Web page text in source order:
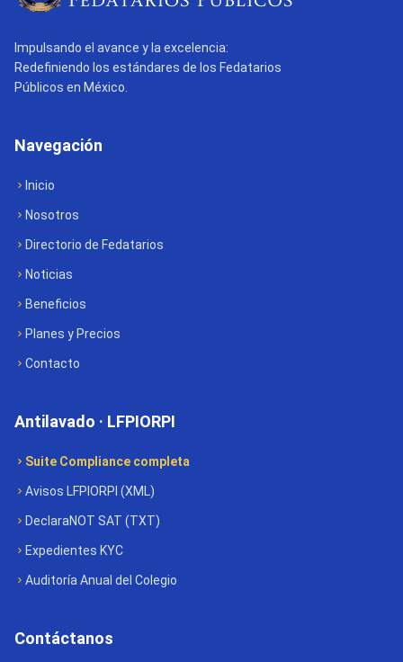
Impulsando el avance y la excelencia:
Redefiniendo los estándares de los Fedatarios
Públicos en México.
Navegación
Inicio
Nosotros
Directorio de Fedatarios
Noticias
Beneficios
Planes y Precios
Contacto
Antilavado · LFPIORPI
Suite Compliance completa
Avisos LFPIORPI (XML)
DeclaraNOT SAT (TXT)
Expedientes KYC
Auditoría Anual del Colegio
Contáctanos